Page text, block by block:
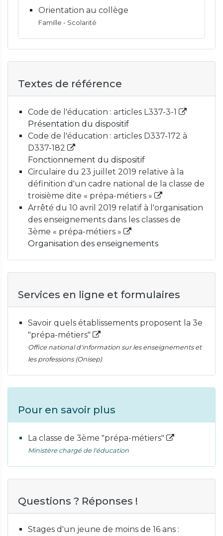
Orientation au collège
Famille - Scolarité
Textes de référence
Code de l'éducation : articles L337-3-1
Présentation du dispositif
Code de l'éducation : articles D337-172 à
D337-182
Fonctionnement du dispositif
Circulaire du 23 juillet 2019 relative à la
définition d'un cadre national de la classe de
troisième dite « prépa-métiers »
Arrêté du 10 avril 2019 relatif à l'organisation
des enseignements dans les classes de
3ème « prépa-métiers »
Organisation des enseignements
Services en ligne et formulaires
Savoir quels établissements proposent la 3e
"prépa-métiers"
Office national d'information sur les enseignements et
les professions (Onisep)
Pour en savoir plus
La classe de 3ème "prépa-métiers"
Ministère chargé de l'éducation
Questions ? Réponses !
Stages d'un jeune de moins de 16 ans :